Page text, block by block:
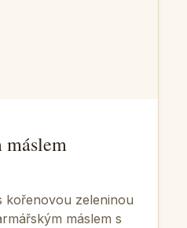
máslem
kořenovou zeleninou
máslem s